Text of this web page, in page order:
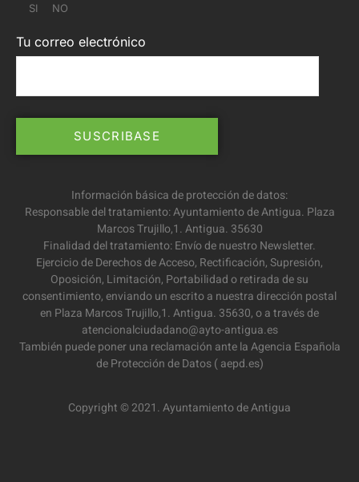
SI NO
Tu correo electrónico
Información básica de protección de datos:
Responsable del tratamiento: Ayuntamiento de Antigua. Plaza
Marcos Trujillo,1. Antigua. 35630
Finalidad del tratamiento: Envío de nuestro Newsletter.
Ejercicio de Derechos de Acceso, Rectificación, Supresión,
Oposición, Limitación, Portabilidad o retirada de su
consentimiento, enviando un escrito a nuestra dirección postal
en Plaza Marcos Trujillo,1. Antigua. 35630, o a través de
atencionalciudadano@ayto-antigua.es
También puede poner una reclamación ante la Agencia Española
de Protección de Datos ( aepd.es)
Copyright © 2021. Ayuntamiento de Antigua